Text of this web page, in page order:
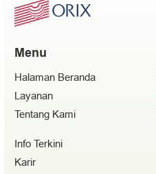
Menu
Halaman Beranda
Layanan
Tentang Kami
Info Terkini
Karir